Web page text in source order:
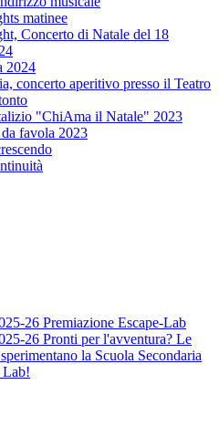
matinee
Concerto di Natale del 18
2024
concerto aperitivo presso il Teatro
"ChiAma il Natale" 2023
favola 2023
26 Premiazione Escape-Lab
26 Pronti per l'avventura? Le
la Scuola Secondaria
Lab!